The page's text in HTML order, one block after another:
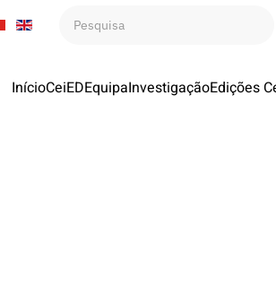
InícioCeiEDEquipaInvestigaçãoEdições